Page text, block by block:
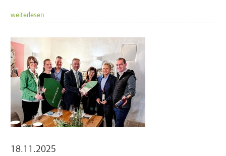
weiterlesen
18.11.2025